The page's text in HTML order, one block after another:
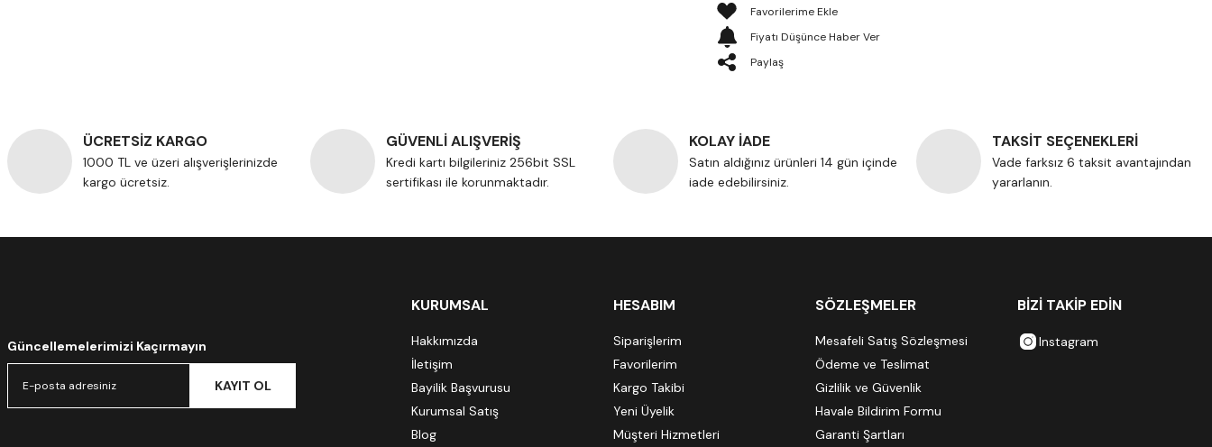
Fiyatı Düşünce Haber Ver
Paylaş
ÜCRETSİZ KARGO
1000 TL ve üzeri alışverişlerinizde
kargo ücretsiz.
GÜVENLİ ALIŞVERİŞ
Kredi kartı bilgileriniz 256bit SSL
sertifikası ile korunmaktadır.
KOLAY İADE
Satın aldığınız ürünleri 14 gün içinde
iade edebilirsiniz.
TAKSİT SEÇENEKLERİ
Vade farksız 6 taksit avantajından
yararlanın.
Güncellemelerimizi Kaçırmayın
KAYIT OL
KURUMSAL
Hakkımızda
İletişim
Bayilik Başvurusu
Kurumsal Satış
Blog
HESABIM
Siparişlerim
Favorilerim
Kargo Takibi
Yeni Üyelik
Müşteri Hizmetleri
SÖZLEŞMELER
Mesafeli Satış Sözleşmesi
Ödeme ve Teslimat
Gizlilik ve Güvenlik
Havale Bildirim Formu
Garanti Şartları
BİZİ TAKİP EDİN
Instagram